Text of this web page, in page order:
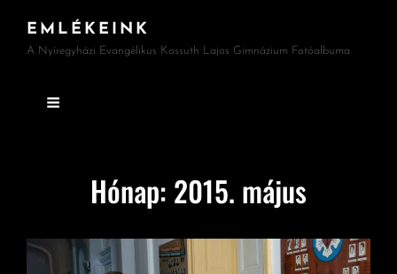
EMLÉKEINK
A Nyíregyházi Evangélikus Kossuth Lajos Gimnázium Fotóalbuma
Hónap: 2015. május